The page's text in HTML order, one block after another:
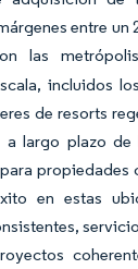
entre un
las
incluidos
de resorts
largo plazo
propiedades
en estas